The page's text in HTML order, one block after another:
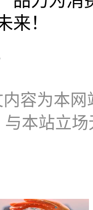
来！
容为本
本站立